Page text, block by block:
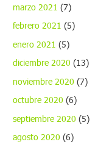
marzo 2021 (7)
febrero 2021 (5)
enero 2021 (5)
diciembre 2020 (13)
noviembre 2020 (7)
octubre 2020 (6)
septiembre 2020 (5)
agosto 2020 (6)